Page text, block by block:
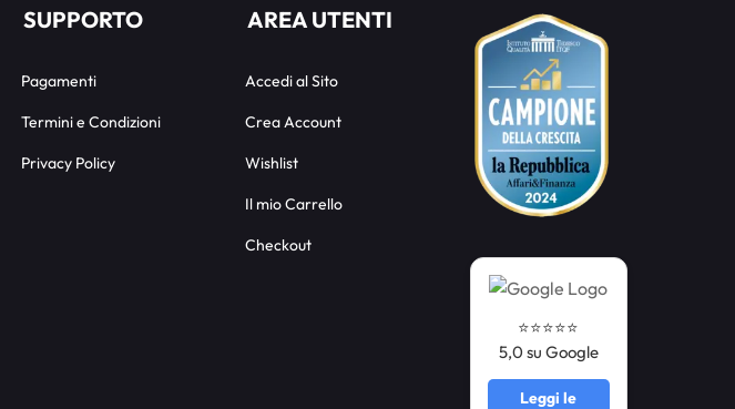
SUPPORTO
Pagamenti
Termini e Condizioni
Privacy Policy
AREA UTENTI
Accedi al Sito
Crea Account
Wishlist
Il mio Carrello
Checkout
⭐️⭐️⭐️⭐️⭐️
5,0 su Google
Leggi le